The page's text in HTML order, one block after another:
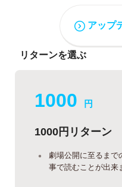
アップ
リターンを選ぶ
1000 円
1000円リターン
劇場公開に至るまで
事で読むことが出来